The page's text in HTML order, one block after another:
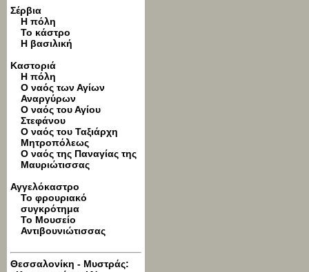
Σέρβια
Η πόλη
Το κάστρο
Η βασιλική
Καστοριά
Η πόλη
Ο ναός των Αγίων
Αναργύρων
Ο ναός του Αγίου
Στεφάνου
Ο ναός του Ταξιάρχη
Μητροπόλεως
Ο ναός της Παναγίας της
Μαυριώτισσας
Αγγελόκαστρο
Το φρουριακό
συγκρότημα
Το Μουσείο
Αντιβουνιώτισσας
Θεσσαλονίκη - Μυστράς: